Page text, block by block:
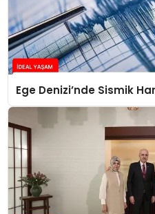
Ege Denizi’nde Sismik